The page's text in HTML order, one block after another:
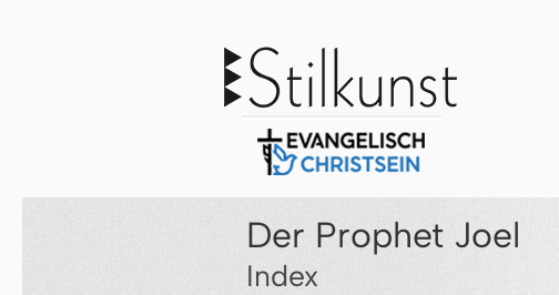
Der Prophet Joel
Index